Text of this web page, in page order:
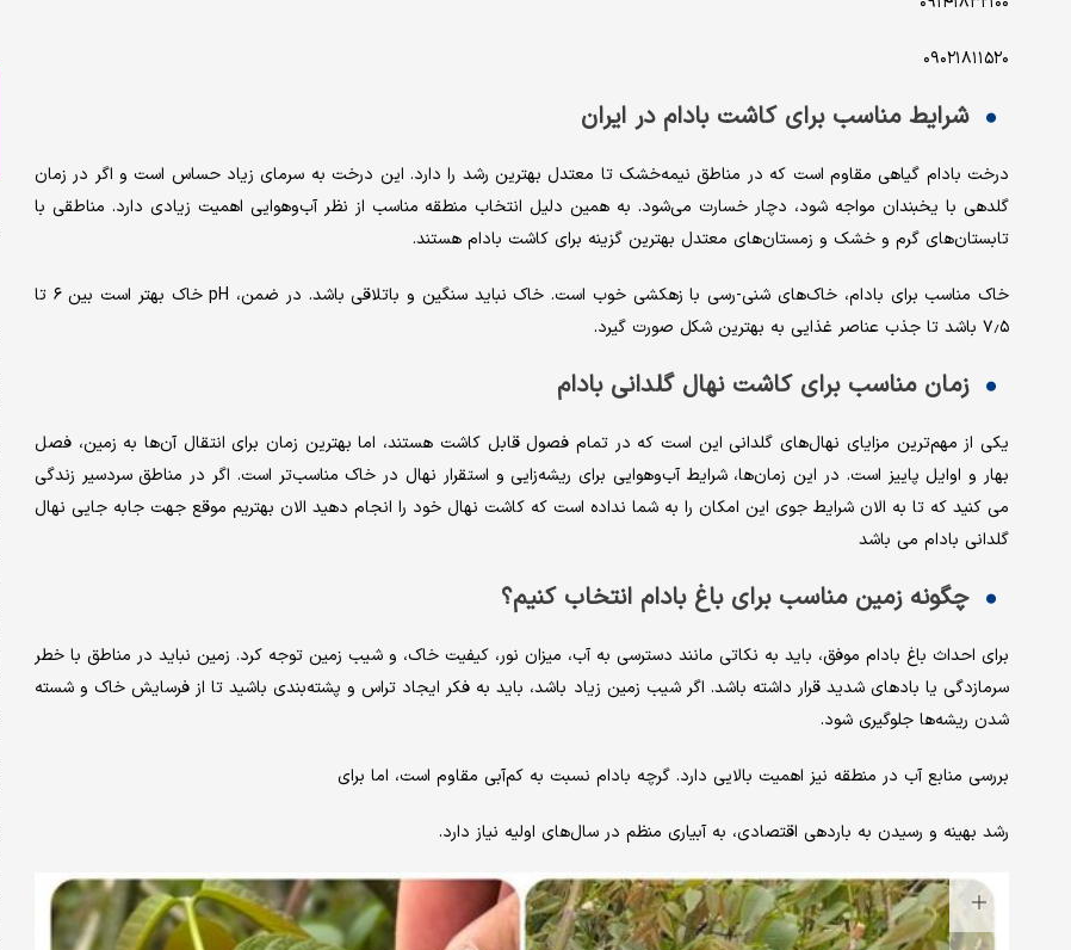
۰۹۰۲۱۸۱۱۵۲۰
شرایط مناسب برای کاشت بادام در ایران
درخت بادام گیاهی مقاوم است که در مناطق نیمه‌خشک تا معتدل بهترین رشد را دارد. این درخت به سرمای زیاد حساس است و اگر در زمان
گلدهی با یخبندان مواجه شود، دچار خسارت می‌شود. به همین دلیل انتخاب منطقه مناسب از نظر آب‌وهوایی اهمیت زیادی دارد. مناطقی با
تابستان‌های گرم و خشک و زمستان‌های معتدل بهترین گزینه برای کاشت بادام هستند.
خاک مناسب برای بادام، خاک‌های شنی-رسی با زهکشی خوب است. خاک نباید سنگین و باتلاقی باشد. در ضمن، pH خاک بهتر است بین ۶ تا
۷٫۵ باشد تا جذب عناصر غذایی به بهترین شکل صورت گیرد.
زمان مناسب برای کاشت نهال گلدانی بادام
یکی از مهم‌ترین مزایای نهال‌های گلدانی این است که در تمام فصول قابل کاشت هستند، اما بهترین زمان برای انتقال آن‌ها به زمین، فصل
بهار و اوایل پاییز است. در این زمان‌ها، شرایط آب‌وهوایی برای ریشه‌زایی و استقرار نهال در خاک مناسب‌تر است. اگر در مناطق سردسیر زندگی
می کنید که تا به الان شرایط جوی این امکان را به شما نداده است که کاشت نهال خود را انجام دهید الان بهتریم موقع جهت جابه جایی نهال
گلدانی بادام می باشد
چگونه زمین مناسب برای باغ بادام انتخاب کنیم؟
برای احداث باغ بادام موفق، باید به نکاتی مانند دسترسی به آب، میزان نور، کیفیت خاک، و شیب زمین توجه کرد. زمین نباید در مناطق با خطر
سرمازدگی یا بادهای شدید قرار داشته باشد. اگر شیب زمین زیاد باشد، باید به فکر ایجاد تراس و پشته‌بندی باشید تا از فرسایش خاک و شسته
شدن ریشه‌ها جلوگیری شود.
بررسی منابع آب در منطقه نیز اهمیت بالایی دارد. گرچه بادام نسبت به کم‌آبی مقاوم است، اما برای
رشد بهینه و رسیدن به باردهی اقتصادی، به آبیاری منظم در سال‌های اولیه نیاز دارد.